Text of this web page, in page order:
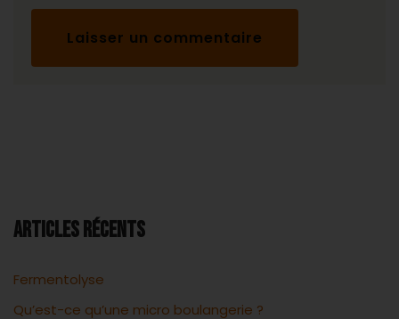
ARTICLES RÉCENTS
Fermentolyse
Qu’est-ce qu’une micro boulangerie ?